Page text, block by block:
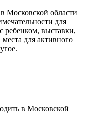
Московской области
для
ребенком, выставки,
для активного
в Московской